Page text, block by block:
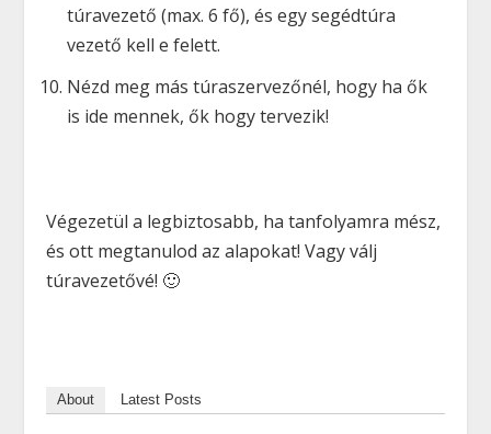
túravezető (max. 6 fő), és egy segédtúra
vezető kell e felett.
Nézd meg más túraszervezőnél, hogy ha ők
is ide mennek, ők hogy tervezik!
Végezetül a legbiztosabb, ha tanfolyamra mész,
és ott megtanulod az alapokat! Vagy válj
túravezetővé! 🙂
About Latest Posts